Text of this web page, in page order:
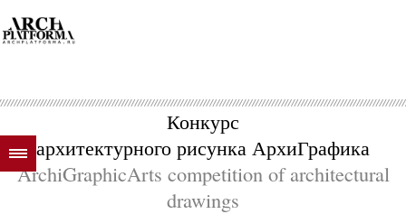
Конкурс
архитектурного рисунка АрхиГрафика
ArchiGraphicArts competition of architectural
drawings